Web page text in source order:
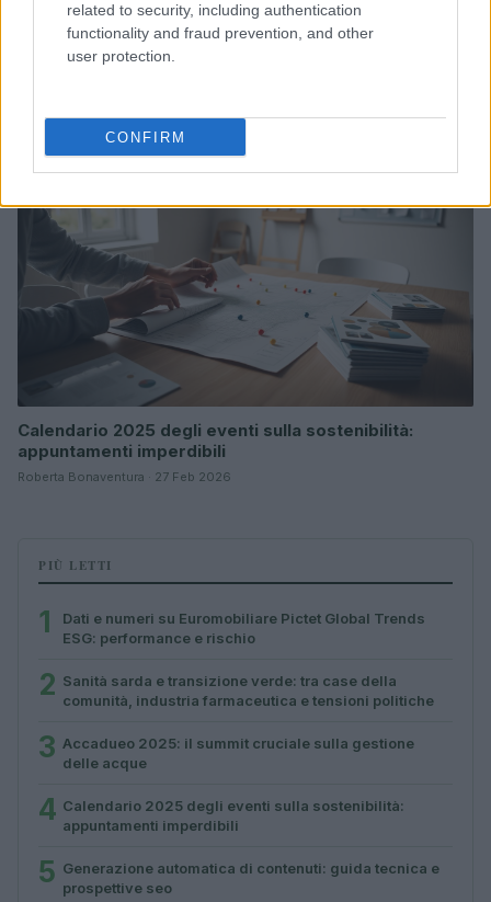
related to security, including authentication
functionality and fraud prevention, and other
user protection.
CONFIRM
Andrea Innocenti · 26 Mar 2026
Calendario 2025 degli eventi sulla sostenibilità:
appuntamenti imperdibili
Roberta Bonaventura · 27 Feb 2026
PIÙ LETTI
1
Dati e numeri su Euromobiliare Pictet Global Trends
ESG: performance e rischio
2 Sanità sarda e transizione verde: tra case della
comunità, industria farmaceutica e tensioni politiche
3 Accadueo 2025: il summit cruciale sulla gestione
delle acque
4 Calendario 2025 degli eventi sulla sostenibilità:
appuntamenti imperdibili
5 Generazione automatica di contenuti: guida tecnica e
prospettive seo